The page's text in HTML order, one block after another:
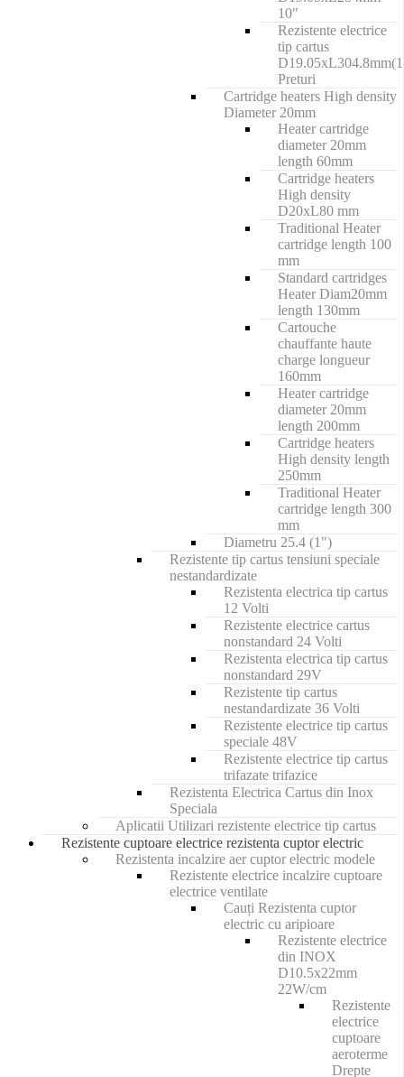
10"
Rezistente electrice
tip cartus
Preturi
Cartridge heaters High density
Diameter 20mm
Heater cartridge
diameter 20mm
length 60mm
Cartridge heaters
High density
D20xL80 mm
Traditional Heater
cartridge length 100
mm
Standard cartridges
Heater Diam20mm
length 130mm
Cartouche
chauffante haute
charge longueur
160mm
Heater cartridge
diameter 20mm
length 200mm
Cartridge heaters
High density length
250mm
Traditional Heater
cartridge length 300
mm
Diametru 25.4 (1")
Rezistente tip cartus tensiuni speciale
nestandardizate
Rezistenta electrica tip cartus
12 Volti
Rezistente electrice cartus
nonstandard 24 Volti
Rezistenta electrica tip cartus
nonstandard 29V
Rezistente tip cartus
nestandardizate 36 Volti
Rezistente electrice tip cartus
speciale 48V
Rezistente electrice tip cartus
trifazate trifazice
Rezistenta Electrica Cartus din Inox
Speciala
Aplicatii Utilizari rezistente electrice tip cartus
Rezistente cuptoare electrice rezistenta cuptor electric
Rezistenta incalzire aer cuptor electric modele
Rezistente electrice incalzire cuptoare
electrice ventilate
Cauți Rezistenta cuptor
electric cu aripioare
Rezistente electrice
din INOX
D10.5x22mm
22W/cm
Rezistente
electrice
cuptoare
aeroterme
Drepte